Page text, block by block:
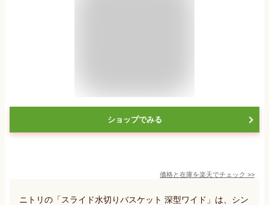
ショップでみる
価格と在庫を楽天でチェック >>
ニトリの「スライド水切りバスケット 深型ワイド」は、シン